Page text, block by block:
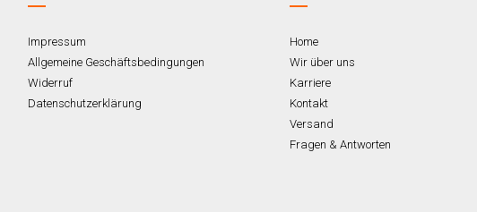
Impressum
Allgemeine Geschäftsbedingungen
Widerruf
Datenschutzerklärung
Home
Wir über uns
Karriere
Kontakt
Versand
Fragen & Antworten